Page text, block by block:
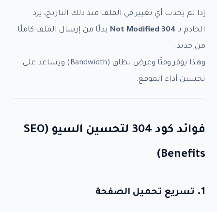
إذا لم يحدث أي تغيير في الملف منذ ذلك التاريخ، يرد
الخادم بـ 304 Not Modified
بدلًا من إرسال الملف كاملًا
من جديد.
وهذا يوفر وقتًا وعرض نطاق (Bandwidth) ويساعد على
تحسين أداء الموقع.
فوائد كود 304 لتحسين السيو (SEO
Benefits)
1. تسريع تحميل الصفحة